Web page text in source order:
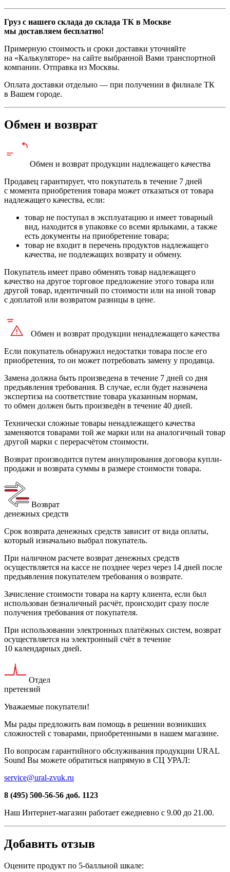
Груз с нашего склада до склада ТК в Москве
мы доставляем бесплатно!
Примерную стоимость и сроки доставки уточняйте
на «Калькуляторе» на сайте выбранной Вами транспортной
компании. Отправка из Москвы.
Оплата доставки отдельно — при получении в филиале ТК
в Вашем городе.
Обмен и возврат
Обмен и возврат продукции надлежащего качества
Продавец гарантирует, что покупатель в течение 7 дней
с момента приобретения товара может отказаться от товара
надлежащего качества, если:
товар не поступал в эксплуатацию и имеет товарный
вид, находится в упаковке со всеми ярлыками, а также
есть документы на приобретение товара;
товар не входит в перечень продуктов надлежащего
качества, не подлежащих возврату и обмену.
Покупатель имеет право обменять товар надлежащего
качество на другое торговое предложение этого товара или
другой товар, идентичный по стоимости или на иной товар
с доплатой или возвратом разницы в цене.
Обмен и возврат продукции ненадлежащего качества
Если покупатель обнаружил недостатки товара после его
приобретения, то он может потребовать замену у продавца.
Замена должна быть произведена в течение 7 дней со дня
предъявления требования. В случае, если будет назначена
экспертиза на соответствие товара указанным нормам,
то обмен должен быть произведён в течение 40 дней.
Технически сложные товары ненадлежащего качества
заменяются товарами той же марки или на аналогичный товар
другой марки с перерасчётом стоимости.
Возврат производится путем аннулирования договора купли-
продажи и возврата суммы в размере стоимости товара.
Возврат
денежных средств
Срок возврата денежных средств зависит от вида оплаты,
который изначально выбрал покупатель.
При наличном расчете возврат денежных средств
осуществляется на кассе не позднее через через 14 дней после
предъявления покупателем требования о возврате.
Зачисление стоимости товара на карту клиента, если был
использован безналичный расчёт, происходит сразу после
получения требования от покупателя.
При использовании электронных платёжных систем, возврат
осуществляется на электронный счёт в течение
10 календарных дней.
Отдел
претензий
Уважаемые покупатели!
Мы рады предложить вам помощь в решении возникших
сложностей c товарами, приобретенными в нашем магазине.
По вопросам гарантийного обслуживания продукции URAL
Sound Вы можете обратиться напрямую в СЦ УРАЛ:
service@ural-zvuk.ru
8 (495) 500-56-56 доб. 1123
Наш Интернет-магазин работает ежедневно с 9.00 до 21.00.
Добавить отзыв
Оцените продукт по 5-балльной шкале: